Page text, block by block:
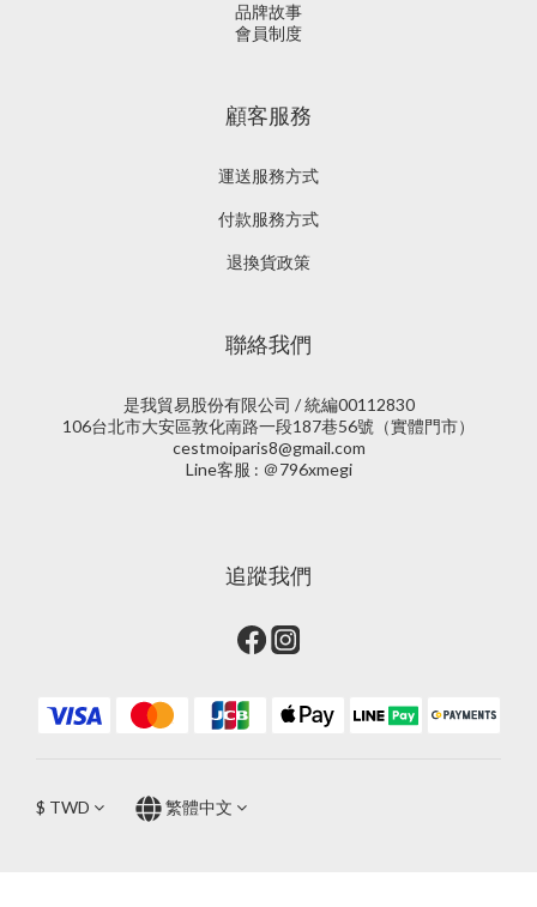
品牌故事
會員制度
顧客服務
運送服務方式
付款服務方式
退換貨政策
聯絡我們
是我貿易股份有限公司 / 統編00112830
106台北市大安區敦化南路一段187巷56號（實體門市）
cestmoiparis8@gmail.com
Line客服 : ＠796xmegi
追蹤我們
$ TWD 繁體中文